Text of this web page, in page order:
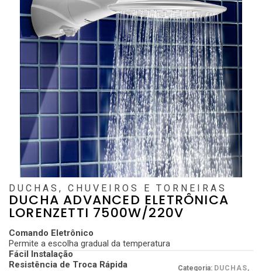
DUCHAS, CHUVEIROS E TORNEIRAS
DUCHA ADVANCED ELETRÔNICA
LORENZETTI 7500W/220V
Comando Eletrônico
Permite a escolha gradual da temperatura
Fácil Instalação
Resistência de Troca Rápida
Categoria: DUCHAS,